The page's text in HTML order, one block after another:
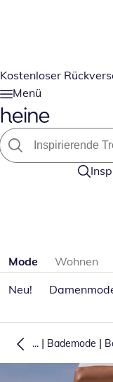
Kostenloser
Menü
Produktkategorien
Mode Wohnen
Neu!
... | Bademode |